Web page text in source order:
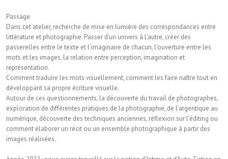
Passage
Dans cet atelier, recherche de mise en lumière des correspondances entre
littérature et photographie. Passer d’un univers à l’autre, créer des
passerelles entre le texte et l’imaginaire de chacun, l’ouverture entre les
mots et les images, la relation entre perception, imagination et
représentation.
Comment traduire les mots visuellement, comment les faire naître tout en
développant sa propre écriture visuelle.
Autour de ces questionnements, la découverte du travail de photographes,
exploration de différentes pratiques de la photographie, de l’argentique au
numérique, découverte des techniques anciennes, réflexion sur l’éditing ou
comment élaborer un récit ou un ensemble photographique à partir des
images réalisées.